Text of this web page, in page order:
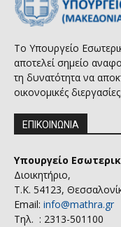
Το Υπουργείο
αποτελεί σημείο
τη δυνατότητα να
οικονομικές διεργασίες.
ΕΠΙΚΟΙΝΩΝΙΑ
Υπουργείο
Διοικητήριο,
Τ.Κ. 54123,
Email: info@mathra.gr
Τηλ. : 2313-501100